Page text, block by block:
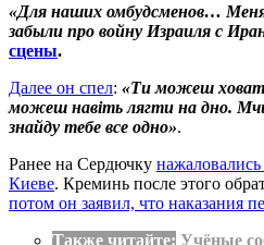
«Для наших омбудсменов…
забыли про войну Израиля с
сцены.
Далее он спел: «Ти можеш
можеш навіть лягти на дно.
знайду тебе все одно».
Ранее на Сердючку
Киеве. Креминь после этого
потом он заявил, что наказания
Также читайте: Учёные